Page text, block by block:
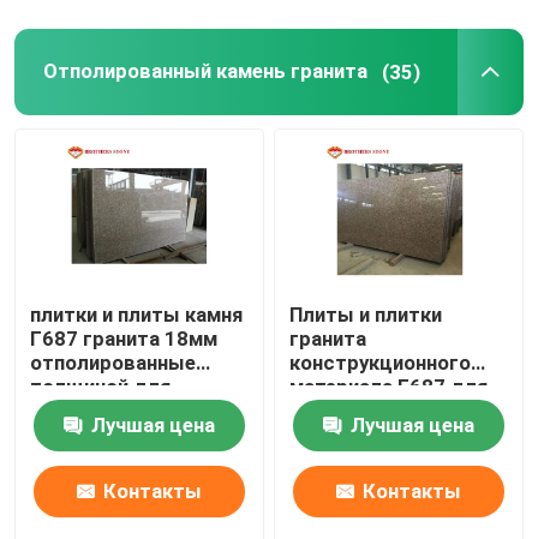
Отполированный камень гранита (35)
плитки и плиты камня
Г687 гранита 18мм
отполированные
толщиной для
украшения
Лучшая цена
Контакты
Плиты и плитки
гранита
конструкционного
материала Г687 для
плит плиток пола
стеныЛучшая цена
Контакты